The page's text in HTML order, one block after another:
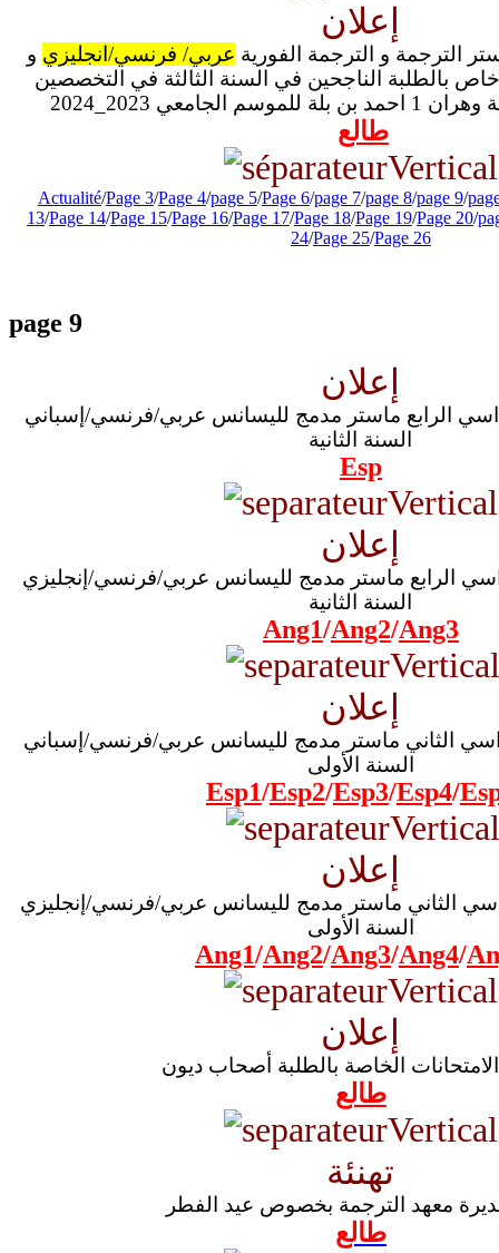
إعلان
الترجمة و الترجمة الفورية عربي/ فرنسي/انجليزي و
بالطلبة الناجحين في السنة الثالثة في التخصصين
2023_2024
طالع
Actualité/Page 3/Page 4/page 5/Page 6/page 7/page 8/page 9/
13/Page 14/Page 15/Page 16/Page 17/Page 18/Page 19/Page 20/
24/Page 25/Page 26
page 9
إعلان
الرابع ماستر مدمج لليسانس عربي/فرنسي/إسباني
السنة الثانية
Esp
إعلان
الرابع ماستر مدمج لليسانس عربي/فرنسي/إنجليزي
السنة الثانية
Ang1/Ang2/Ang3
إعلان
الثاني ماستر مدمج لليسانس عربي/فرنسي/إسباني
السنة الأولى
Esp1/Esp2/Esp3/Esp4/
إعلان
الثاني ماستر مدمج لليسانس عربي/فرنسي/إنجليزي
السنة الأولى
Ang1/Ang2/Ang3/Ang4/
إعلان
الخاصة بالطلبة أصحاب ديون
طالع
تهنئة
معهد الترجمة بخصوص عيد الفطر
طالع